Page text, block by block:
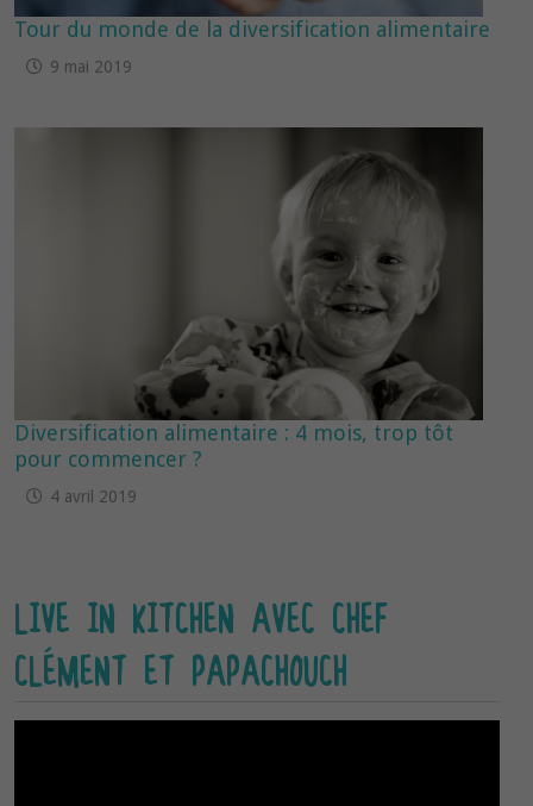
Tour du monde de la diversification alimentaire
9 mai 2019
Diversification alimentaire : 4 mois, trop tôt
pour commencer ?
4 avril 2019
LIVE IN KITCHEN AVEC CHEF
CLÉMENT ET PAPACHOUCH